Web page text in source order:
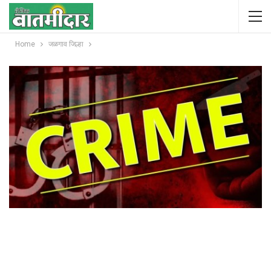
Home जळगाव जिल्हा